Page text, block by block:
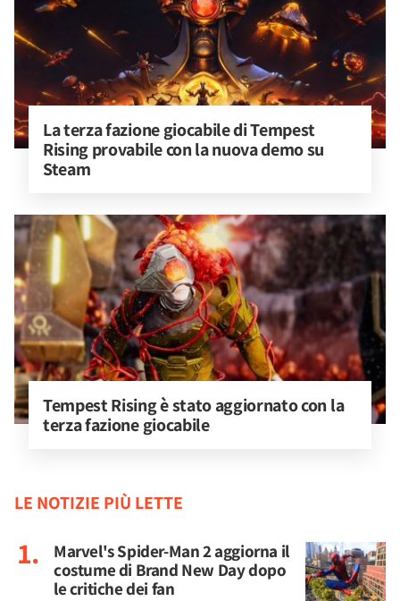
La terza fazione giocabile di Tempest
Rising provabile con la nuova demo su
Steam
Tempest Rising è stato aggiornato con la
terza fazione giocabile
LE NOTIZIE PIÙ LETTE
Marvel's Spider-Man 2 aggiorna il
costume di Brand New Day dopo
le critiche dei fan